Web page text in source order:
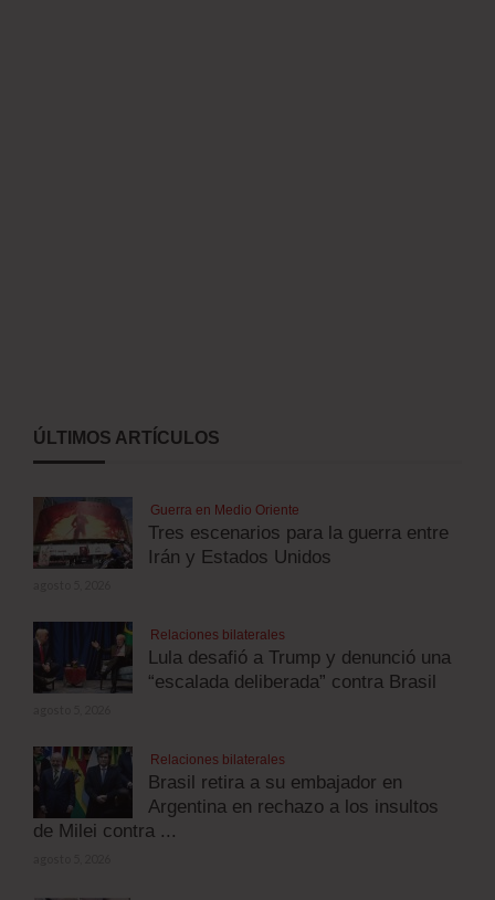
ÚLTIMOS ARTÍCULOS
Guerra en Medio Oriente
Tres escenarios para la guerra entre
Irán y Estados Unidos
Relaciones bilaterales
Lula desafió a Trump y denunció una
“escalada deliberada” contra Brasil
Relaciones bilaterales
Brasil retira a su embajador en
Argentina en rechazo a los insultos
de Milei contra ...